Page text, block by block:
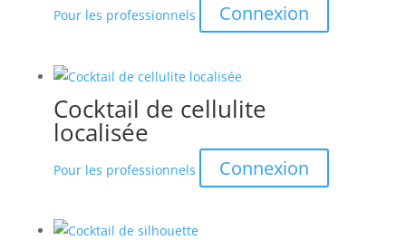
Pour les professionnels Connexion
Cocktail de cellulite
localisée
Pour les professionnels Connexion